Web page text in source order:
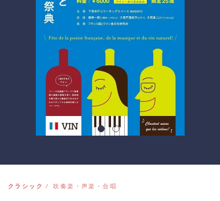
クラシック 吹奏楽・声楽・合唱